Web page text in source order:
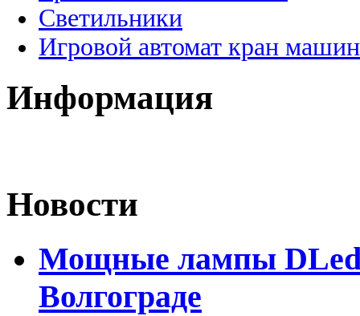
Светильники
Игровой автомат кран
Информация
Новости
Мощные лампы DLed
Волгограде